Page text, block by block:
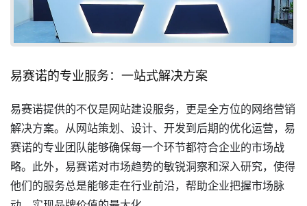
易赛诺的专业服务：一站式解决方案
易赛诺提供的不仅是网站建设服务，更是全方位的网络营销
解决方案。从网站策划、设计、开发到后期的优化运营，易
赛诺的专业团队能够确保每一个环节都符合企业的市场战
略。此外，易赛诺对市场趋势的敏锐洞察和深入研究，使得
他们的服务总是能够走在行业前沿，帮助企业把握市场脉